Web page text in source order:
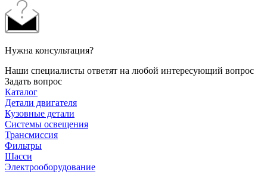
Нужна консультация?
Наши специалисты ответят на любой интересующий вопрос
Задать вопрос
Каталог
Детали двигателя
Кузовные детали
Системы освещения
Трансмиссия
Фильтры
Шасси
Электрооборудование